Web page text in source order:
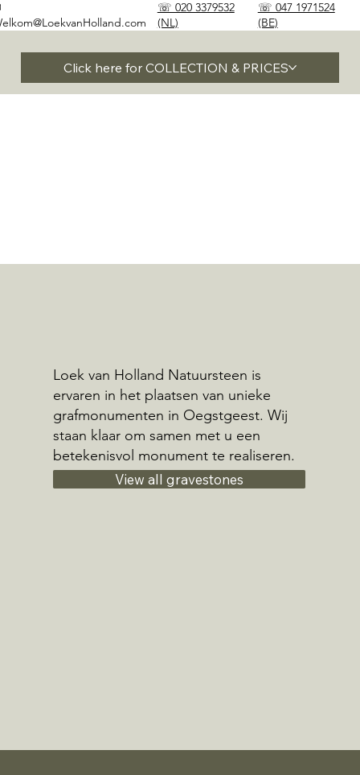
☏ 020 3379532
(NL)
☏ 047 1971524
(BE)
Click here for COLLECTION & PRICES
Loek van Holland Natuursteen is
ervaren in het plaatsen van unieke
grafmonumenten in Oegstgeest. Wij
staan klaar om samen met u een
betekenisvol monument te realiseren.
View all gravestones